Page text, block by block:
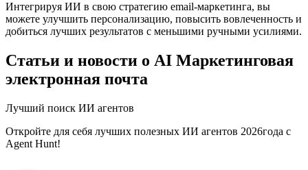
Интегрируя ИИ в свою стратегию email-маркетинга, вы
можете улучшить персонализацию, повысить вовлеченность и
добиться лучших результатов с меньшими ручными усилиями.
Статьи и новости о AI Маркетинговая
электронная почта
Лучший поиск ИИ агентов
Откройте для себя лучших полезных ИИ агентов 2026года с
Agent Hunt!